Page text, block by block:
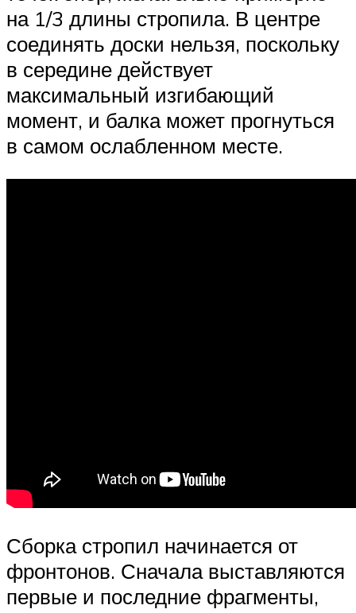
на 1/3 длины стропила. В центре
соединять доски нельзя, поскольку
в середине действует
максимальный изгибающий
момент, и балка может прогнуться
в самом ослабленном месте.
Сборка стропил начинается от
фронтонов. Сначала выставляются
первые и последние фрагменты,